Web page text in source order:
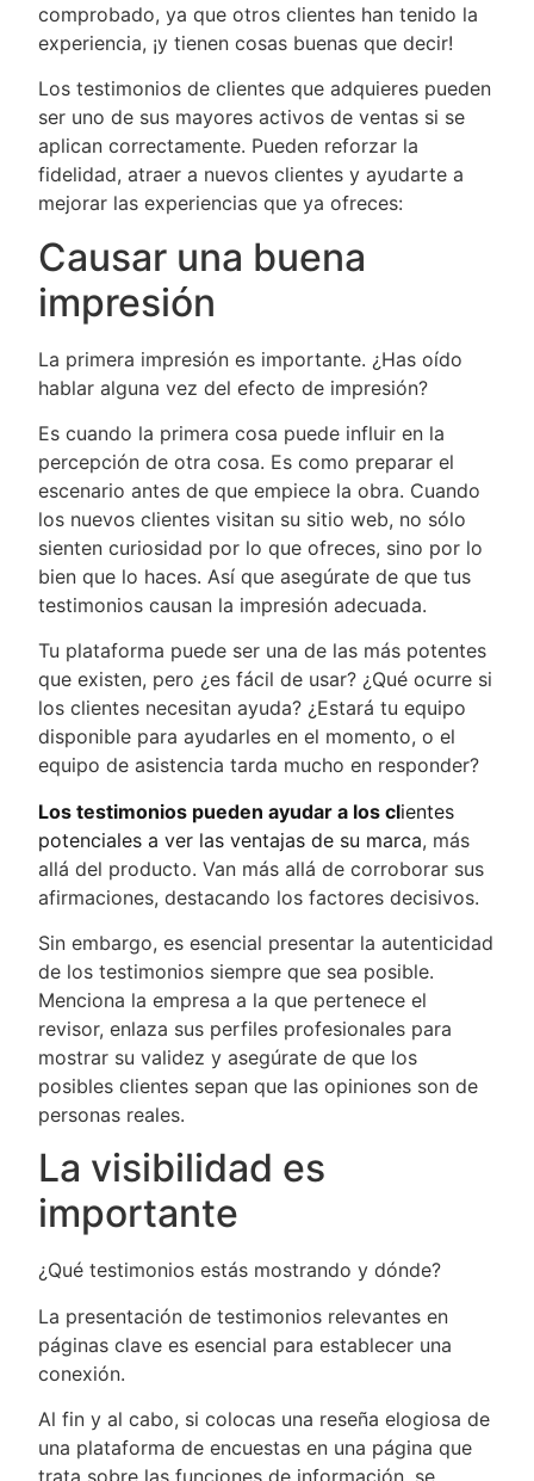
comprobado, ya que otros clientes han tenido la
experiencia, ¡y tienen cosas buenas que decir!
Los testimonios de clientes que adquieres pueden
ser uno de sus mayores activos de ventas si se
aplican correctamente. Pueden reforzar la
fidelidad, atraer a nuevos clientes y ayudarte a
mejorar las experiencias que ya ofreces:
Causar una buena
impresión
La primera impresión es importante. ¿Has oído
hablar alguna vez del efecto de impresión?
Es cuando la primera cosa puede influir en la
percepción de otra cosa. Es como preparar el
escenario antes de que empiece la obra. Cuando
los nuevos clientes visitan su sitio web, no sólo
sienten curiosidad por lo que ofreces, sino por lo
bien que lo haces. Así que asegúrate de que tus
testimonios causan la impresión adecuada.
Tu plataforma puede ser una de las más potentes
que existen, pero ¿es fácil de usar? ¿Qué ocurre si
los clientes necesitan ayuda? ¿Estará tu equipo
disponible para ayudarles en el momento, o el
equipo de asistencia tarda mucho en responder?
Los testimonios pueden ayudar a los clientes
potenciales a ver las ventajas de su marca, más
allá del producto. Van más allá de corroborar sus
afirmaciones, destacando los factores decisivos.
Sin embargo, es esencial presentar la autenticidad
de los testimonios siempre que sea posible.
Menciona la empresa a la que pertenece el
revisor, enlaza sus perfiles profesionales para
mostrar su validez y asegúrate de que los
posibles clientes sepan que las opiniones son de
personas reales.
La visibilidad es
importante
¿Qué testimonios estás mostrando y dónde?
La presentación de testimonios relevantes en
páginas clave es esencial para establecer una
conexión.
Al fin y al cabo, si colocas una reseña elogiosa de
una plataforma de encuestas en una página que